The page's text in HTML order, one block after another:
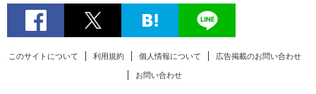
このサイトについて 利用規約 個人情報について 広告掲載のお問い合わせ
お問い合わせ